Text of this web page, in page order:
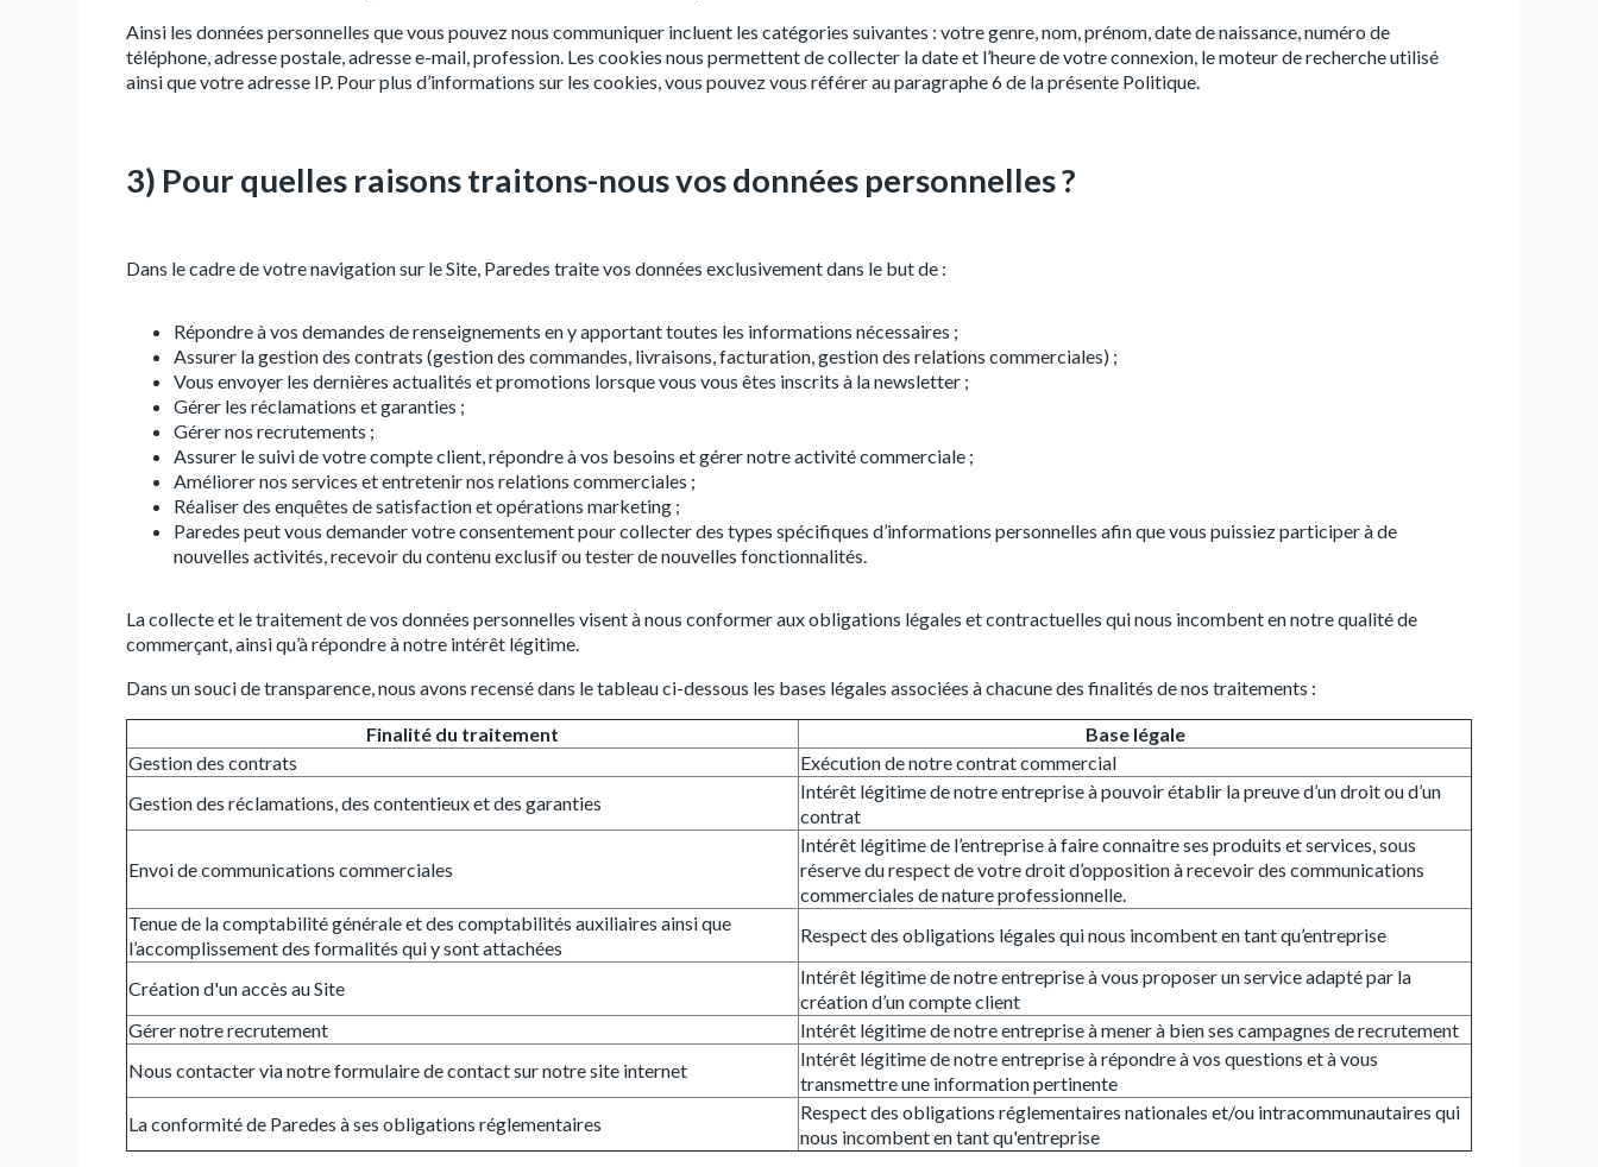
Ainsi les données personnelles que vous pouvez nous communiquer incluent les catégories suivantes : votre genre, nom, prénom, date de naissance, numéro de
téléphone, adresse postale, adresse e-mail, profession. Les cookies nous permettent de collecter la date et l’heure de votre connexion, le moteur de recherche utilisé
ainsi que votre adresse IP. Pour plus d’informations sur les cookies, vous pouvez vous référer au paragraphe 6 de la présente Politique.
3) Pour quelles raisons traitons-nous vos données personnelles ?
Dans le cadre de votre navigation sur le Site, Paredes traite vos données exclusivement dans le but de :
Répondre à vos demandes de renseignements en y apportant toutes les informations nécessaires ;
Assurer la gestion des contrats (gestion des commandes, livraisons, facturation, gestion des relations commerciales) ;
Vous envoyer les dernières actualités et promotions lorsque vous vous êtes inscrits à la newsletter ;
Gérer les réclamations et garanties ;
Gérer nos recrutements ;
Assurer le suivi de votre compte client, répondre à vos besoins et gérer notre activité commerciale ;
Améliorer nos services et entretenir nos relations commerciales ;
Réaliser des enquêtes de satisfaction et opérations marketing ;
Paredes peut vous demander votre consentement pour collecter des types spécifiques d’informations personnelles afin que vous puissiez participer à de
nouvelles activités, recevoir du contenu exclusif ou tester de nouvelles fonctionnalités.
La collecte et le traitement de vos données personnelles visent à nous conformer aux obligations légales et contractuelles qui nous incombent en notre qualité de
commerçant, ainsi qu’à répondre à notre intérêt légitime.
Dans un souci de transparence, nous avons recensé dans le tableau ci-dessous les bases légales associées à chacune des finalités de nos traitements :
Finalité du traitement
Base légale
Gestion des contrats
Exécution de notre contrat commercial
Gestion des réclamations, des contentieux et des garanties
Intérêt légitime de notre entreprise à pouvoir établir la preuve d’un droit ou d’un
contrat
Envoi de communications commerciales
Intérêt légitime de l’entreprise à faire connaitre ses produits et services, sous
réserve du respect de votre droit d’opposition à recevoir des communications
commerciales de nature professionnelle.
Tenue de la comptabilité générale et des comptabilités auxiliaires ainsi que
l’accomplissement des formalités qui y sont attachées
Respect des obligations légales qui nous incombent en tant qu’entreprise
Création d'un accès au Site
Intérêt légitime de notre entreprise à vous proposer un service adapté par la
création d’un compte client
Gérer notre recrutement
Intérêt légitime de notre entreprise à mener à bien ses campagnes de recrutement
Nous contacter via notre formulaire de contact sur notre site internet
Intérêt légitime de notre entreprise à répondre à vos questions et à vous
transmettre une information pertinente
La conformité de Paredes à ses obligations réglementaires
Respect des obligations réglementaires nationales et/ou intracommunautaires qui
nous incombent en tant qu'entreprise